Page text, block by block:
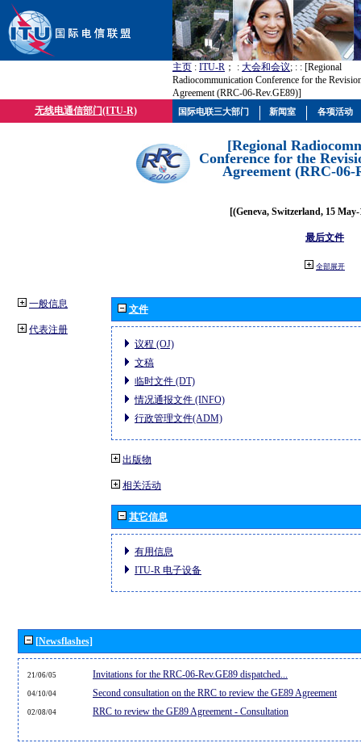
主页 : ITU-R ； : 大会和会议; : : [Regional
Radiocommunication Conference for the
Agreement (RRC-06-Rev.GE89)]
无线电通信部门(ITU-R)
[Regional
Conference for the
Agreement (RRC-06-
[(Geneva, Switzerland, 15
最后文件
全部展开
一般信息
代表注册
文件
议程 (OJ)
文稿
临时文件 (DT)
情况通报文件 (INFO)
行政管理文件(ADM)
出版物
相关活动
其它信息
有用信息
ITU-R 电子设备
[Newsflashes]
21/06/05 Invitations for the RRC-06-Rev.GE89 dispatched...
04/10/04 Second consultation on the RRC to review the GE89 Agreement
02/08/04 RRC to review the GE89 Agreement - Consultation
国际电联三大部门 新闻室 各项活动